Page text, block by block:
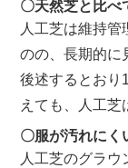
〇天然芝と比べ
人工芝は維持
のの、長期的に
後述するとおり
えても、人工芝
〇服が汚れにく
人工芝のグラ